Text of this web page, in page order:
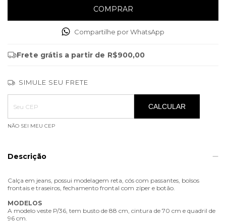
Compartilhe por WhatsApp
Frete grátis a partir de R$900,00
SIMULE SEU FRETE
Entregas para o CEP:
ALTERAR CEP
CALCULAR
NÃO SEI MEU CEP
Descrição
Calça em jeans, possui modelagem reta, cós com passantes, bolsos
frontais e traseiros, fechamento frontal com zíper e botão.
MODELOS
A modelo veste P/36, tem busto de 88 cm, cintura de 70 cm e quadril de
96 cm.